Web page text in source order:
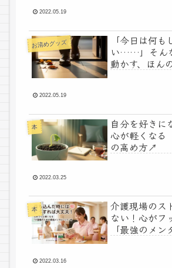
2022.05.19
お清めグッズ
「今日は何も
い……」そん
動かす、ほん
2022.05.19
本
自分を好きに
心が軽くなる
の高め方↗️
2022.03.25
本
介護現場のス
ない！心がフ
「最強のメン
2022.03.16